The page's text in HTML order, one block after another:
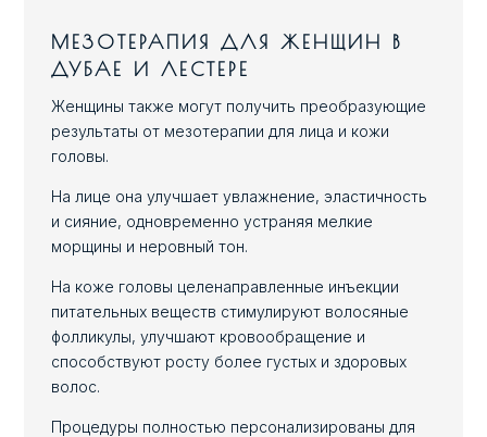
МЕЗОТЕРАПИЯ ДЛЯ ЖЕНЩИН В
ДУБАЕ И ЛЕСТЕРЕ
Женщины также могут получить преобразующие
результаты от мезотерапии для лица и кожи
головы.
На лице она улучшает увлажнение, эластичность
и сияние, одновременно устраняя мелкие
морщины и неровный тон.
На коже головы целенаправленные инъекции
питательных веществ стимулируют волосяные
фолликулы, улучшают кровообращение и
способствуют росту более густых и здоровых
волос.
Процедуры полностью персонализированы для